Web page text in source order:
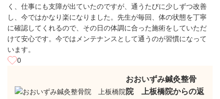
く、仕事にも支障が出ていたのですが、通うたびに少しずつ改善
し、今ではかなり楽になりました。先生が毎回、体の状態を丁寧
に確認してくれるので、その日の体調に合った施術をしていただ
けて安心です。今ではメンテナンスとして通うのが習慣になって
います。
0
おおいずみ鍼灸整骨
院 上板橋院からの返